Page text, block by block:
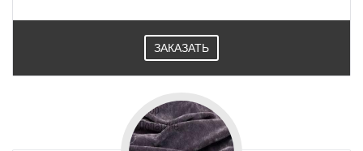
ЗАКАЗАТЬ